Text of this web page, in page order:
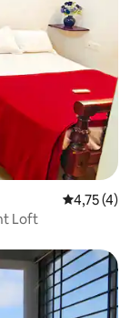
4,75 (4)
Loft